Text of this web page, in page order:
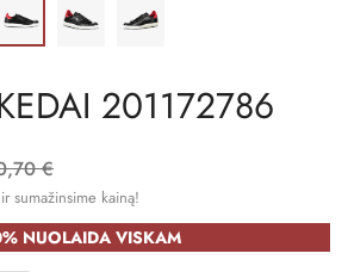
201172786
€
sumažinsime kainą!
NUOLAIDA VISKAM